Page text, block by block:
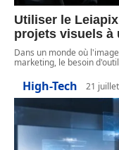
Utiliser le
projets visuels à
Dans un monde où
marketing, le besoin
High-Tech 21